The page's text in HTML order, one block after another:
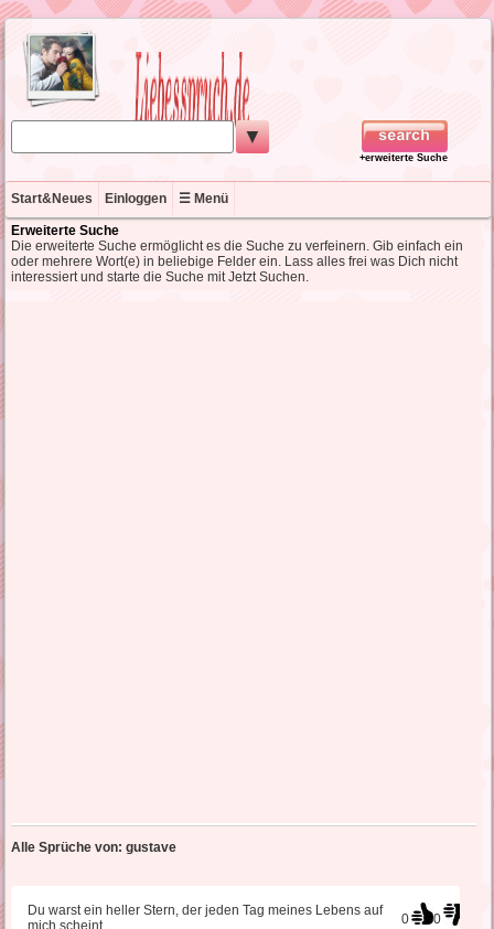
▼
+erweiterte Suche
Start&Neues Einloggen ☰ Menü
Erweiterte Suche
Die erweiterte Suche ermöglicht es die Suche zu verfeinern. Gib einfach ein
oder mehrere Wort(e) in beliebige Felder ein. Lass alles frei was Dich nicht
interessiert und starte die Suche mit Jetzt Suchen.
Alle Sprüche von: gustave
0 0
Du warst ein heller Stern, der jeden Tag meines Lebens auf
mich scheint.